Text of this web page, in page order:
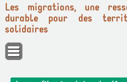
Panneau de gestion des cookies
Les migrations, une
durable pour des
solidaires